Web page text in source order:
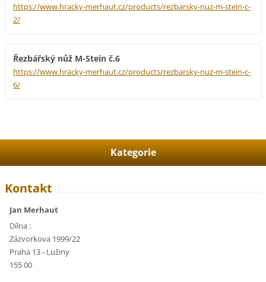
https://www.hracky-merhaut.cz/products/rezbarsky-nuz-m-stein-c-
2/
Řezbářský nůž M-Stein č.6
https://www.hracky-merhaut.cz/products/rezbarsky-nuz-m-stein-c-
6/
Kategorie
Kontakt
Jan Merhaut
Dílna :
Zázvorkova 1999/22
Praha 13 - Lužiny
155 00